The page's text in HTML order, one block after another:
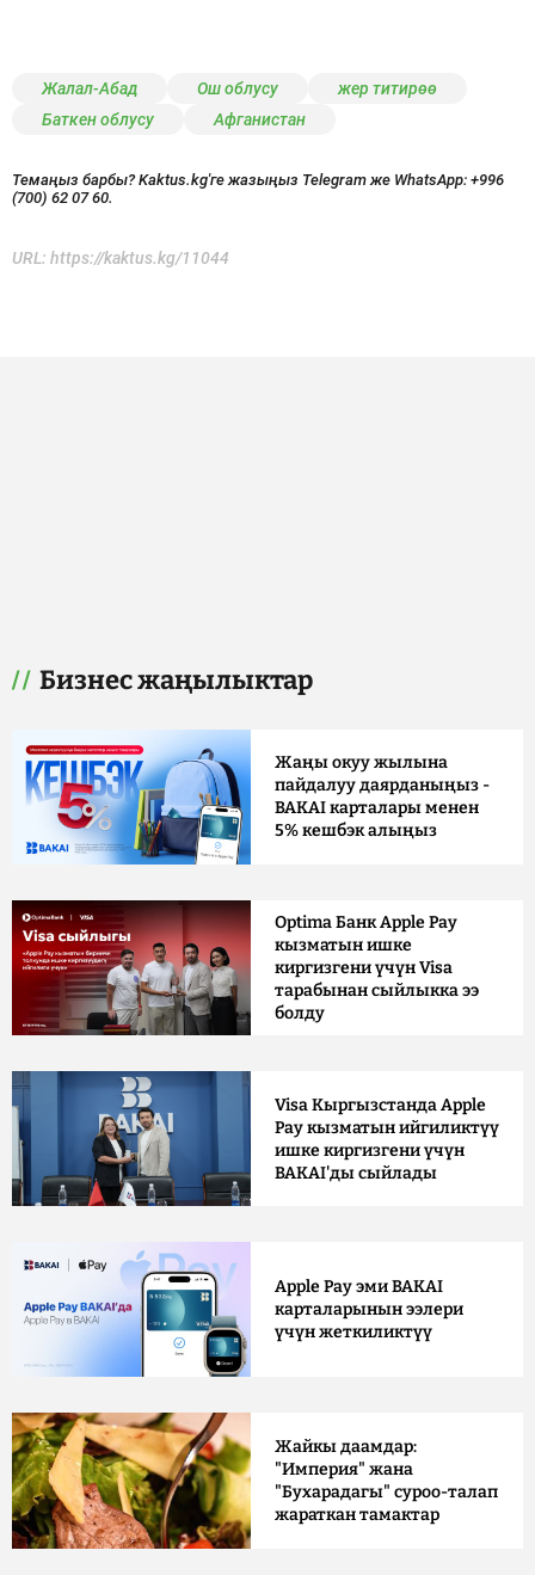
Жалал-Абад Ош облусу
жер титирөө
Баткен облусу
Афганистан
Темаңыз барбы? Kaktus.kg'ге жазыңыз Telegram же WhatsApp: +996
(700) 62 07 60.
URL: https://kaktus.kg/11044
Бизнес жаңылыктар
Жаңы окуу жылына
пайдалуу даярданыңыз -
BAKAI карталары менен
5% кешбэк алыңыз
Optima Банк Apple Pay
кызматын ишке
киргизгени үчүн Visa
тарабынан сыйлыкка ээ
болду
Visa Кыргызстанда Apple
Pay кызматын ийгиликтүү
ишке киргизгени үчүн
BAKAI'ды сыйлады
Apple Pay эми BAKAI
карталарынын ээлери
үчүн жеткиликтүү
Жайкы даамдар:
"Империя" жана
"Бухарадагы" суроо-талап
жараткан тамактар